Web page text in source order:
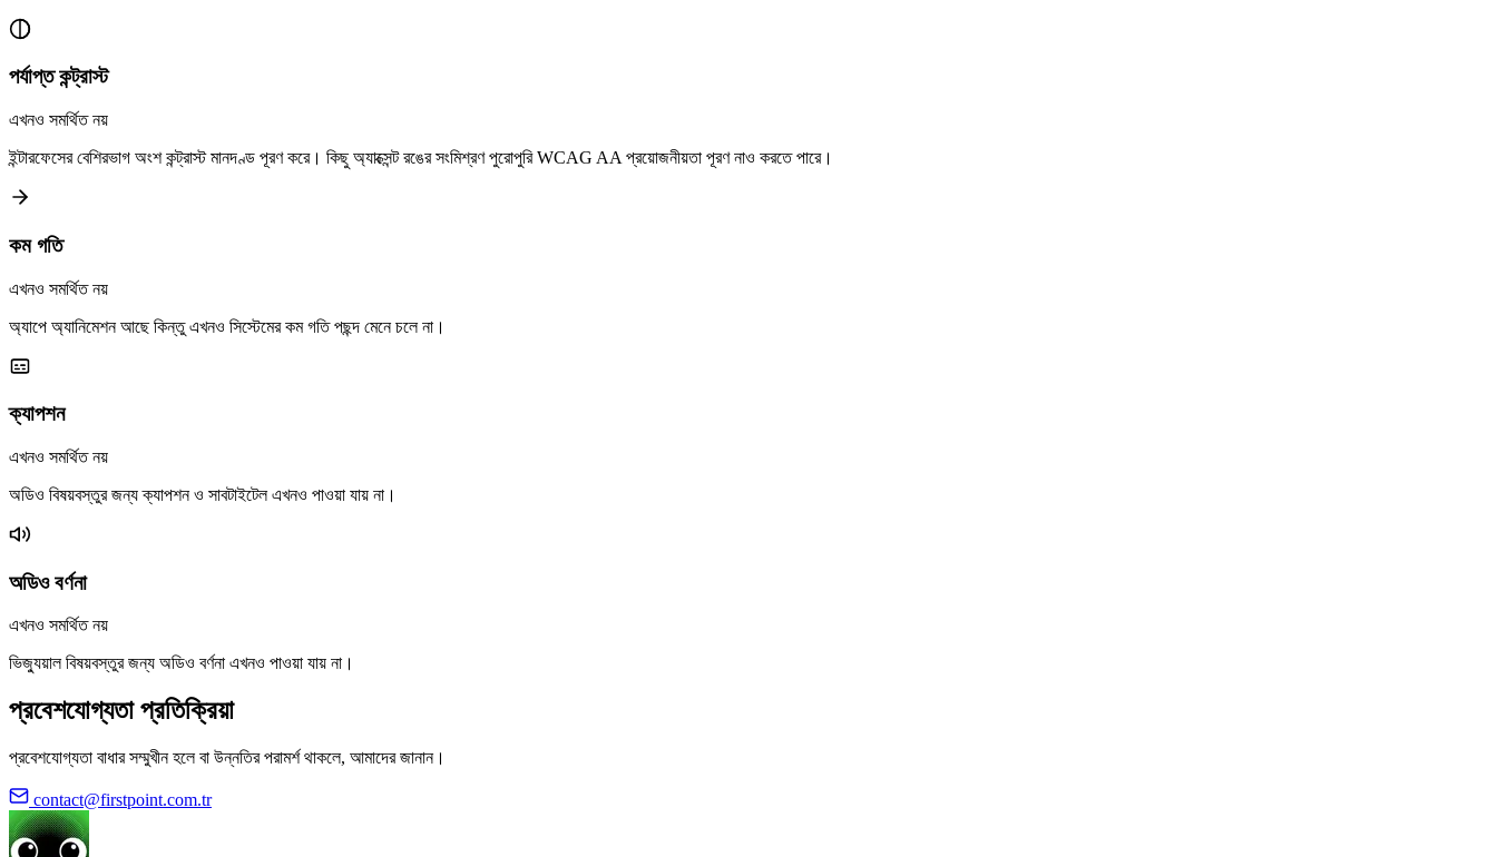
পর্যাপ্ত কন্ট্রাস্ট
এখনও সমর্থিত নয়
ইন্টারফেসের বেশিরভাগ অংশ কন্ট্রাস্ট মানদণ্ড পূরণ করে। কিছু অ্যাক্সেন্ট রঙের সংমিশ্রণ পুরোপুরি WCAG AA প্রয়োজনীয়তা পূরণ নাও করতে পারে।
কম গতি
এখনও সমর্থিত নয়
অ্যাপে অ্যানিমেশন আছে কিন্তু এখনও সিস্টেমের কম গতি পছন্দ মেনে চলে না।
ক্যাপশন
এখনও সমর্থিত নয়
অডিও বিষয়বস্তুর জন্য ক্যাপশন ও সাবটাইটেল এখনও পাওয়া যায় না।
অডিও বর্ণনা
এখনও সমর্থিত নয়
ভিজ্যুয়াল বিষয়বস্তুর জন্য অডিও বর্ণনা এখনও পাওয়া যায় না।
প্রবেশযোগ্যতা প্রতিক্রিয়া
প্রবেশযোগ্যতা বাধার সম্মুখীন হলে বা উন্নতির পরামর্শ থাকলে, আমাদের জানান।
contact@firstpoint.com.tr